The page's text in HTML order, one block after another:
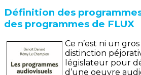
Définition des
des programmes de FLUX
Ce n’est ni un
distinction
législateur pour
d’une oeuvre